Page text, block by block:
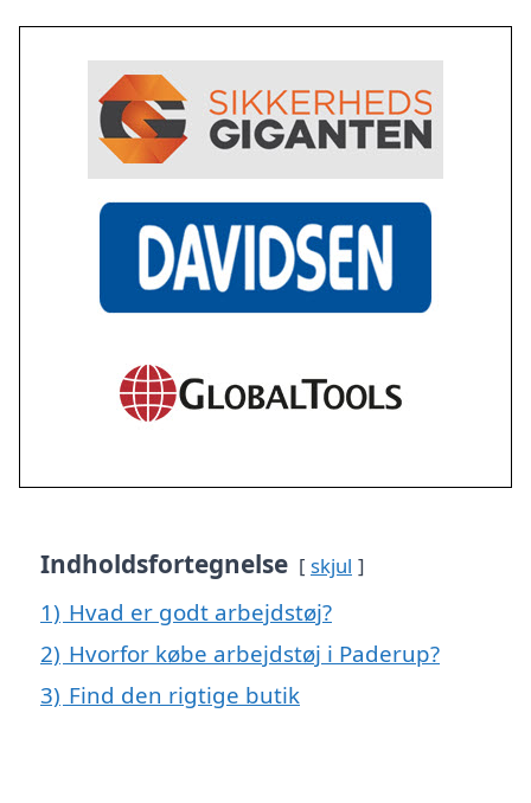
Indholdsfortegnelse skjul
1) Hvad er godt arbejdstøj?
2) Hvorfor købe arbejdstøj i Paderup?
3) Find den rigtige butik